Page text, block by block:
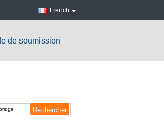
French
de soumission